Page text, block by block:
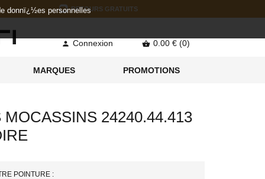
RETOURS GRATUITS
 Connexion  0.00 € (0)
MARQUES PROMOTIONS
MOCASSINS 24240.44.413
POINTURE :
donnï¿½es personnelles